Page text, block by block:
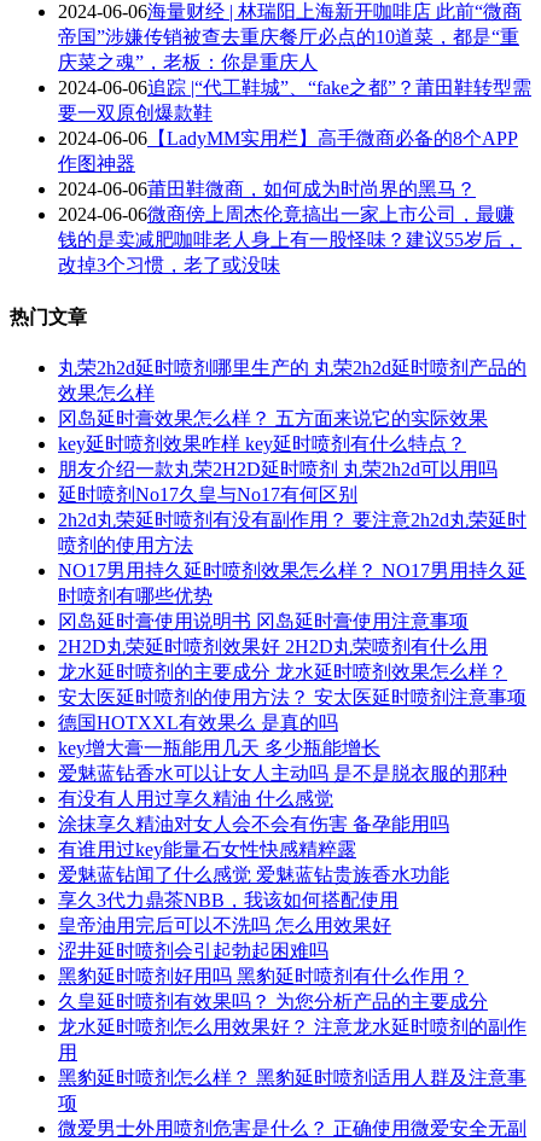
2024-06-06海量财经 | 林瑞阳上海新开咖啡店 此前“微商
帝国”涉嫌传销被查去重庆餐厅必点的10道菜，都是“重
庆菜之魂”，老板：你是重庆人
2024-06-06追踪 |“代工鞋城”、“fake之都”？莆田鞋转型需
要一双原创爆款鞋
2024-06-06 【LadyMM实用栏】高手微商必备的8个APP
作图神器
2024-06-06莆田鞋微商，如何成为时尚界的黑马？
2024-06-06微商傍上周杰伦竟搞出一家上市公司，最赚
钱的是卖减肥咖啡老人身上有一股怪味？建议55岁后，
改掉3个习惯，老了或没味
热门文章
丸荣2h2d延时喷剂哪里生产的 丸荣2h2d延时喷剂产品的
效果怎么样
冈岛延时膏效果怎么样？ 五方面来说它的实际效果
key延时喷剂效果咋样 key延时喷剂有什么特点？
朋友介绍一款丸荣2H2D延时喷剂 丸荣2h2d可以用吗
延时喷剂No17久皇与No17有何区别
2h2d丸荣延时喷剂有没有副作用？ 要注意2h2d丸荣延时
喷剂的使用方法
NO17男用持久延时喷剂效果怎么样？ NO17男用持久延
时喷剂有哪些优势
冈岛延时膏使用说明书 冈岛延时膏使用注意事项
2H2D丸荣延时喷剂效果好 2H2D丸荣喷剂有什么用
龙水延时喷剂的主要成分 龙水延时喷剂效果怎么样？
安太医延时喷剂的使用方法？ 安太医延时喷剂注意事项
德国HOTXXL有效果么 是真的吗
key增大膏一瓶能用几天 多少瓶能增长
爱魅蓝钻香水可以让女人主动吗 是不是脱衣服的那种
有没有人用过享久精油 什么感觉
涂抹享久精油对女人会不会有伤害 备孕能用吗
有谁用过key能量石女性快感精粹露
爱魅蓝钻闻了什么感觉 爱魅蓝钻贵族香水功能
享久3代力鼎茶NBB，我该如何搭配使用
皇帝油用完后可以不洗吗 怎么用效果好
涩井延时喷剂会引起勃起困难吗
黑豹延时喷剂好用吗 黑豹延时喷剂有什么作用？
久皇延时喷剂有效果吗？ 为您分析产品的主要成分
龙水延时喷剂怎么用效果好？ 注意龙水延时喷剂的副作
用
黑豹延时喷剂怎么样？ 黑豹延时喷剂适用人群及注意事
项
微爱男士外用喷剂危害是什么？ 正确使用微爱安全无副